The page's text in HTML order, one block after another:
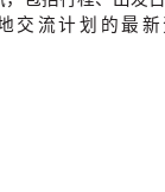
交流计划的最